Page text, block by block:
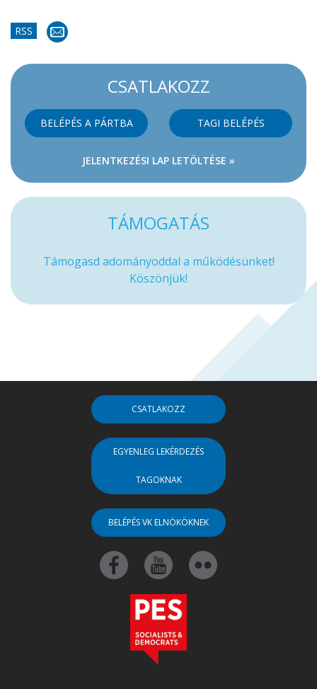
RSS
CSATLAKOZZ
BELÉPÉS A PÁRTBA TAGI BELÉPÉS
JELENTKEZÉSI LAP LETÖLTÉSE »
TÁMOGATÁS
Támogasd adományoddal a működésünket!
Köszönjük!
CSATLAKOZZ
EGYENLEG LEKÉRDEZÉS
TAGOKNAK
BELÉPÉS VK ELNÖKÖKNEK